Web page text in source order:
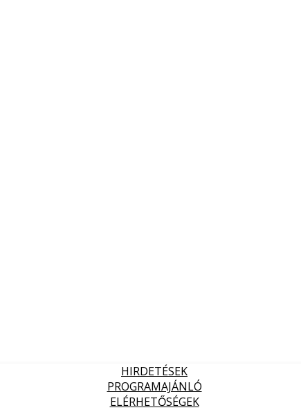
HIRDETÉSEK
PROGRAMAJÁNLÓ
ELÉRHETŐSÉGEK